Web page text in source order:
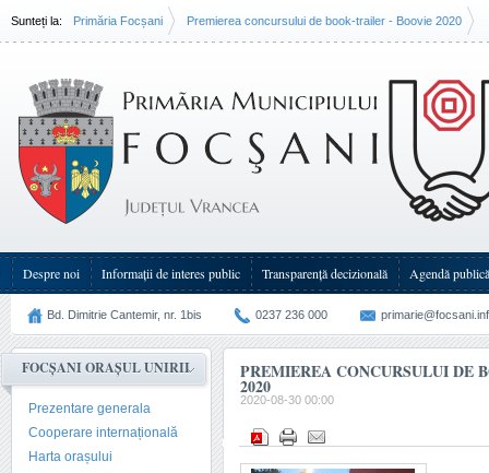
Sunteți la: Primăria Focșani Premierea concursului de book-trailer - Boovie 2020
Despre noi Informații de interes public Transparenţă decizională Agendă publică
Bd. Dimitrie Cantemir, nr. 1bis 0237 236 000
FOCȘANI ORAȘUL UNIRII
Prezentare generala
Cooperare internațională
Harta orașului
PREMIEREA CONCURSULUI DE
2020
2020-08-30 00:00